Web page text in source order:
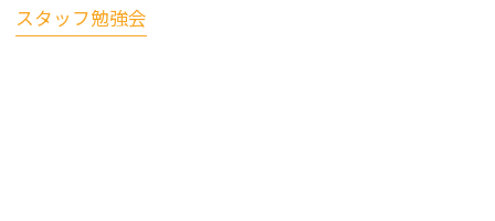
スタッフ勉強会